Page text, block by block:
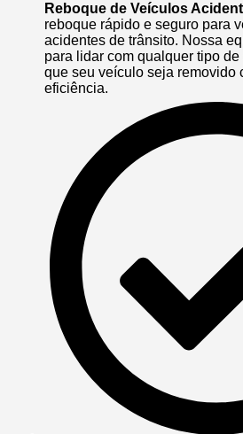
Reboque de Veículos
reboque rápido e seguro para
acidentes de trânsito. Nossa
para lidar com qualquer tipo
que seu veículo seja removido
eficiência.